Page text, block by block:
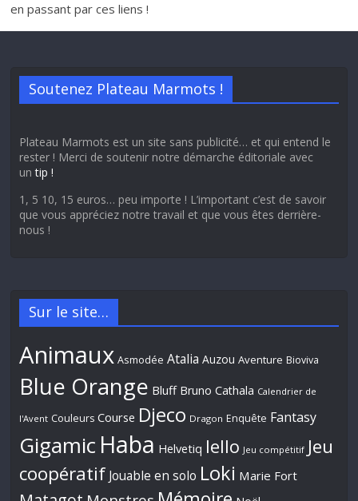
en passant par ces liens !
Soutenez Plateau Marmots !
Plateau Marmots est un site sans publicité… et qui entend le
rester ! Merci de soutenir notre démarche éditoriale avec
untip !
1, 5 10, 15 euros… peu importe ! L’important c’est de savoir
que vous appréciez notre travail et que vous êtes derrière-
nous !
Sur le site…
Animaux Asmodée Atalia Auzou Aventure Bioviva
Blue Orange Bluff Bruno Cathala Calendrier de
l'Avent Couleurs Course Djeco Dragon Enquête Fantasy
Gigamic Haba Helvetiq Iello Jeu compétitif Jeu
coopératif Jouable en solo Loki Marie Fort